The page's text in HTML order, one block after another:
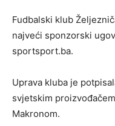
Fudbalski klub
najveći sponzorski
sportsport.ba.
Uprava kluba je
svjetskim
Makronom.